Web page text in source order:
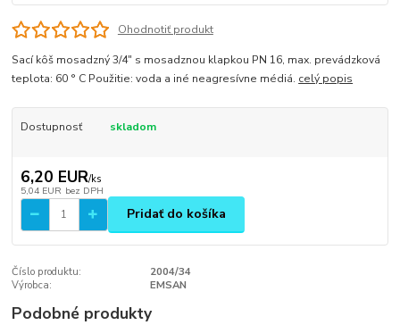
Ohodnotiť produkt
Sací kôš mosadzný 3/4" s mosadznou klapkou PN 16, max. prevádzková
teplota: 60 ° C Použitie: voda a iné neagresívne médiá. celý popis
Dostupnosť skladom
6,20 EUR/ks
5,04 EUR bez DPH
Pridať do košíka
Číslo produktu:
2004/34
Výrobca:
EMSAN
Podobné produkty